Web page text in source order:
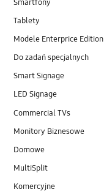
Smartfony
Tablety
Modele Enterprice Edition
Do zadań specjalnych
Smart Signage
LED Signage
Commercial TVs
Monitory Biznesowe
Domowe
MultiSplit
Komercyjne